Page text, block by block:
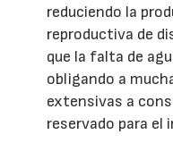
reduciendo la
reproductiva de
que la falta de
obligando a
extensivas a
reservado para el